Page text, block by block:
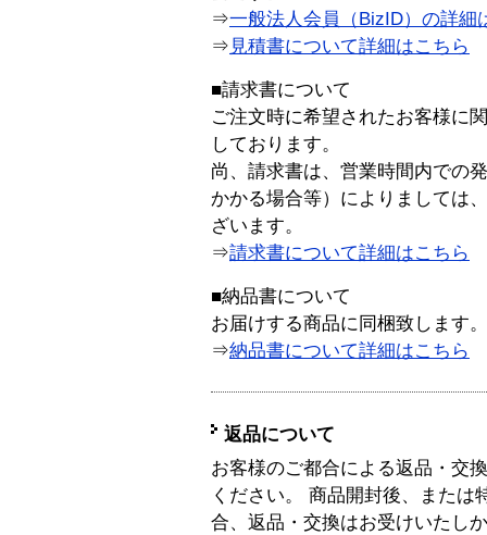
⇒一般法人会員（BizID）の詳細
⇒ 見積書について詳細はこちら
■請求書について
ご注文時に希望されたお客様に
しております。
尚、請求書は、営業時間内での
かかる場合等）によりましては
ざいます。
⇒請求書について詳細はこちら
■納品書について
お届けする商品に同梱致します。
⇒納品書について詳細はこちら
返品について
お客様のご都合による返品・交
ください。 商品開封後、または
合、返品・交換はお受けいたし